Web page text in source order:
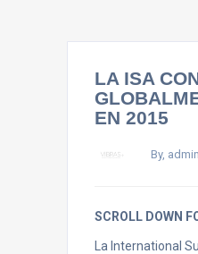
LA ISA
EN 2015
By, admin
SCROLL DOWN
La International